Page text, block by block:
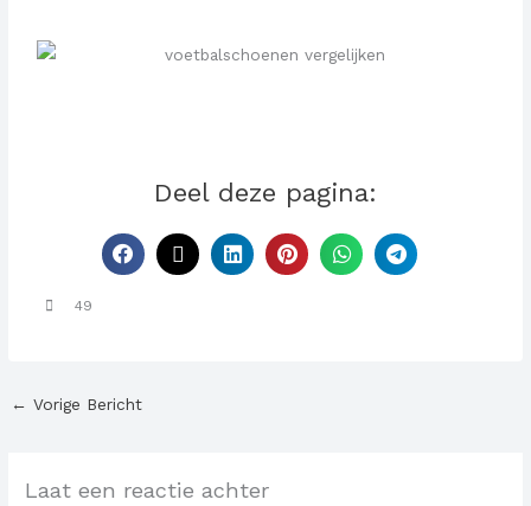
Deel deze pagina:
49
← Vorige Bericht
Laat een reactie achter